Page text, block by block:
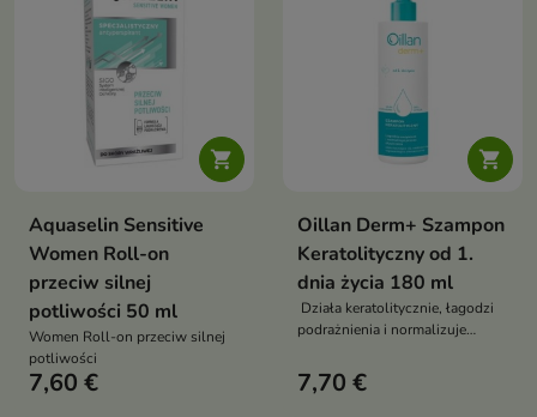

Aquaselin Sensitive
Women Roll-on
przeciw silnej
potliwości 50 ml
Women Roll-on przeciw silnej
potliwości
7,60 €

Oillan Derm+ Szampon
Keratolityczny od 1.
dnia życia 180 ml
Działa keratolitycznie, łagodzi
podrażnienia i normalizuje
7,70 €